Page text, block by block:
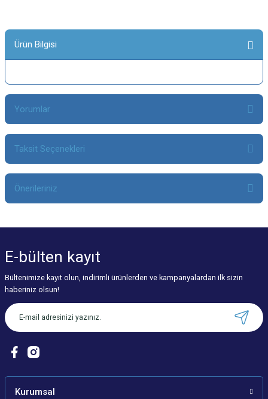
Ürün Bilgisi
Yorumlar
Bu ürüne ilk yorumu siz yapın!
Taksit Seçenekleri
Önerileriniz
Görüş ve önerileriniz için teşekkür ederiz.
Ürün resmi kalitesiz, bozuk veya görüntülenemiyor.
Ürün açıklamasında eksik bilgiler bulunuyor.
Ürün bilgilerinde hatalar bulunuyor.
Bu ürüne benzer farklı alternatifler olmalı.
E-bülten kayıt
Bültenimize kayıt olun, indirimli ürünlerden ve kampanyalardan ilk sizin
haberiniz olsun!
Kurumsal